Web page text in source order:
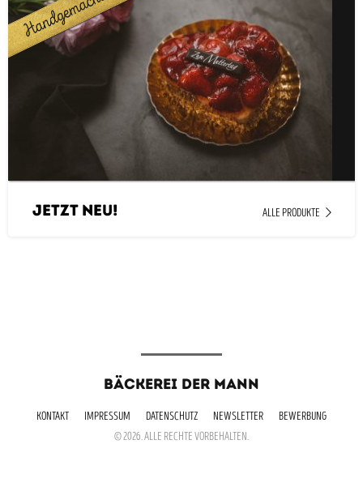
JETZT NEU! ALLE PRODUKTE
BÄCKEREI DER MANN
KONTAKT IMPRESSUM DATENSCHUTZ NEWSLETTER
BEWERBUNG
© 2026. ALLE RECHTE VORBEHALTEN.